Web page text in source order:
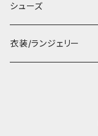
シューズ
衣装/ランジェリー